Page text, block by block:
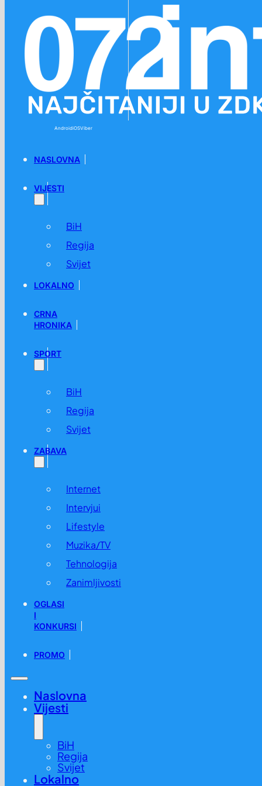
AndroidiOSViber
NASLOVNA
VIJESTI
BiH
Regija
Svijet
LOKALNO
CRNA
HRONIKA
SPORT
BiH
Regija
Svijet
ZABAVA
Internet
Intervjui
Lifestyle
Muzika/TV
Tehnologija
Zanimljivosti
OGLASI
I
KONKURSI
PROMO
Naslovna
Vijesti
BiH
Regija
Svijet
Lokalno